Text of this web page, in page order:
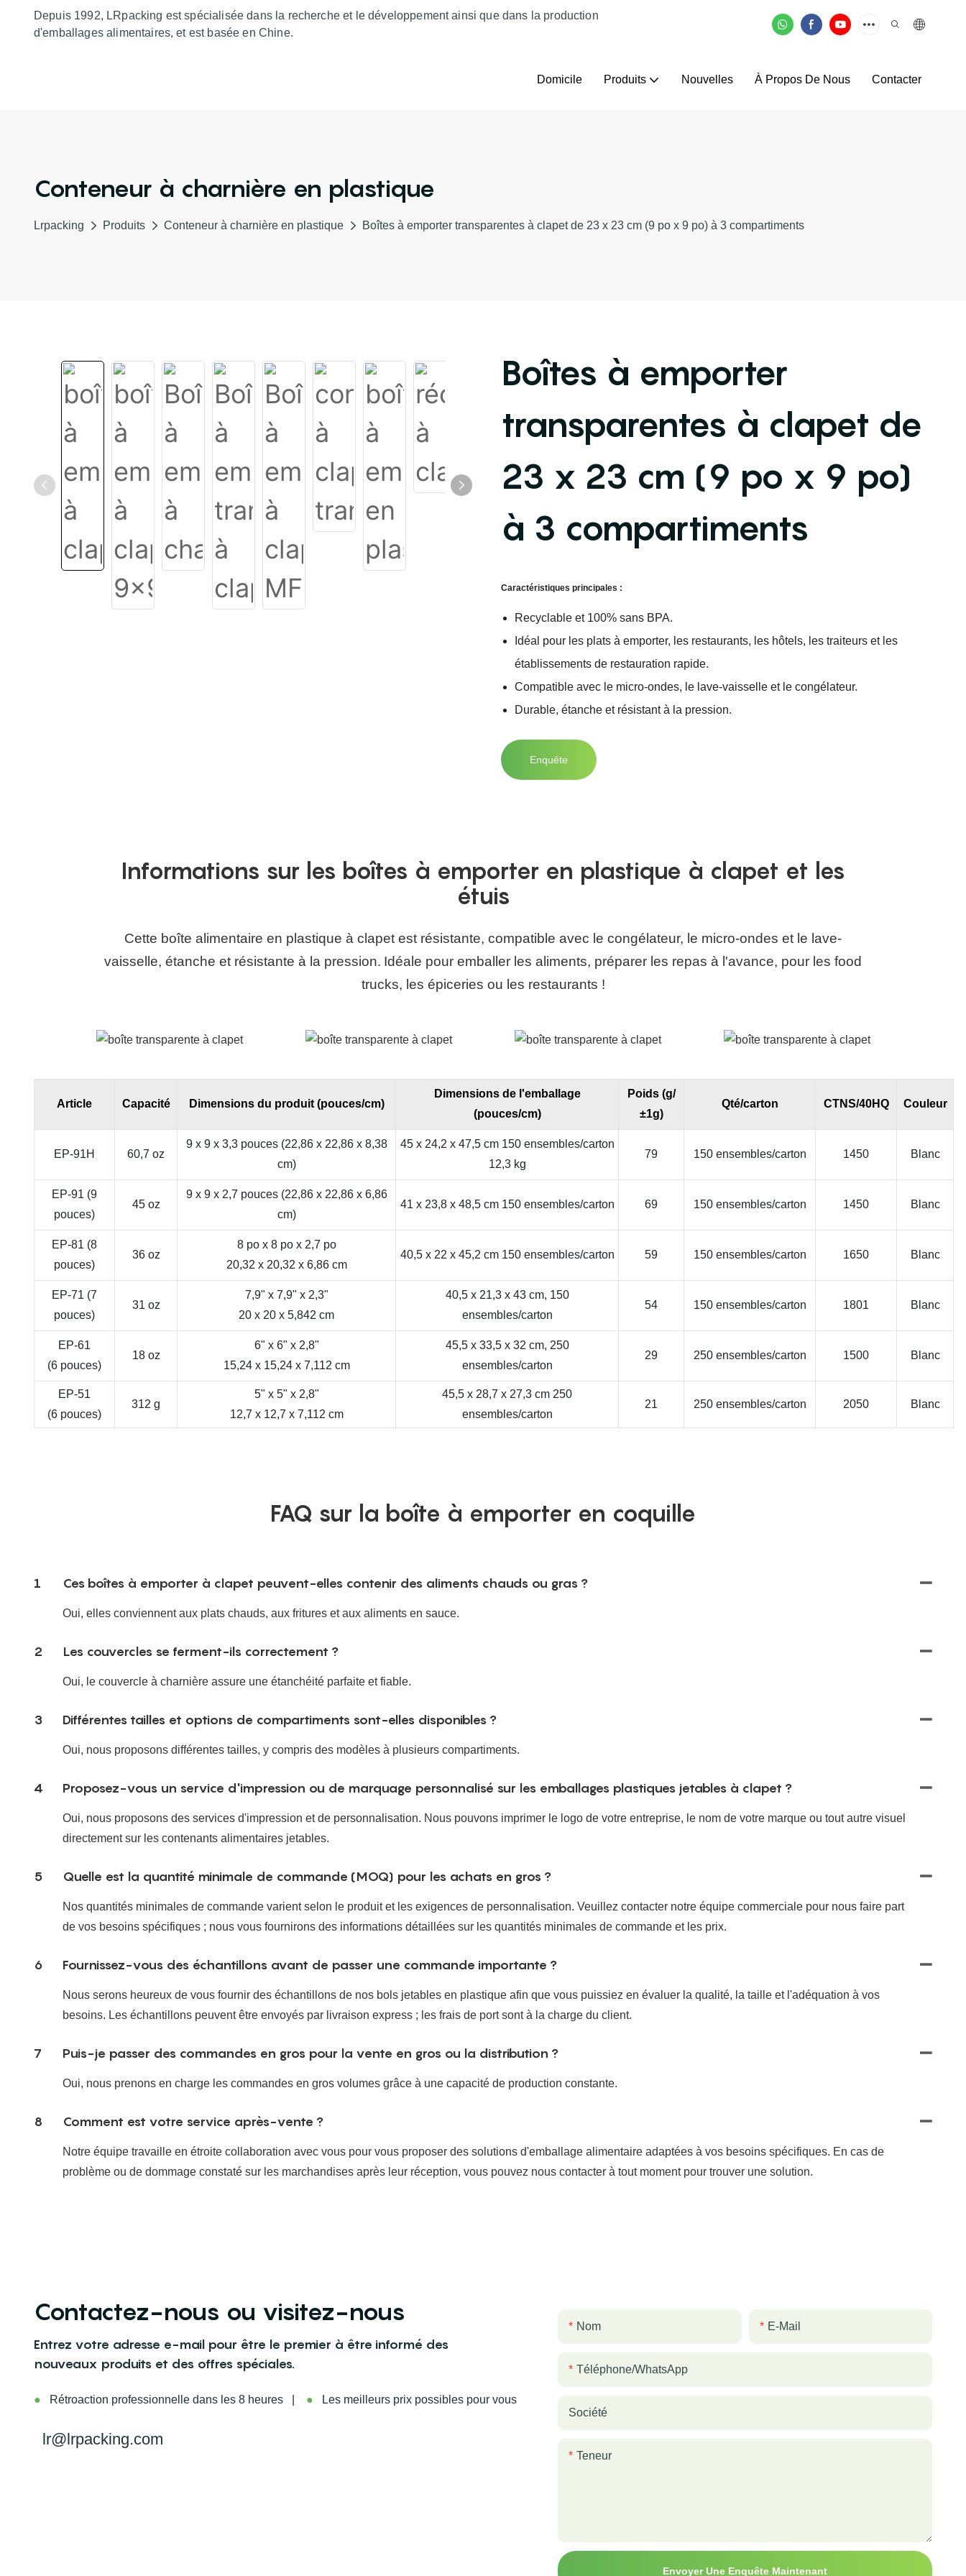
Depuis 1992, LRpacking est spécialisée dans la recherche et le développement ainsi que dans la production
d'emballages alimentaires, et est basée en Chine.
Domicile Produits Nouvelles À Propos De Nous Contacter
Conteneur à charnière en plastique
Lrpacking Produits Conteneur à charnière en plastique Boîtes à emporter transparentes à clapet de 23 x 23 cm (9 po x 9 po) à 3 compartiments
Boîtes à emporter
transparentes à clapet de
23 x 23 cm (9 po x 9 po)
à 3 compartiments
Caractéristiques principales :
Recyclable et 100% sans BPA.
Idéal pour les plats à emporter, les restaurants, les hôtels, les traiteurs et les
établissements de restauration rapide.
Compatible avec le micro-ondes, le lave-vaisselle et le congélateur.
Durable, étanche et résistant à la pression.
Enquête
Informations sur les boîtes à emporter en plastique à clapet et les
étuis
Cette boîte alimentaire en plastique à clapet est résistante, compatible avec le congélateur, le micro-ondes et le lave-
vaisselle, étanche et résistante à la pression. Idéale pour emballer les aliments, préparer les repas à l'avance, pour les food
trucks, les épiceries ou les restaurants !
Article Capacité Dimensions du produit (pouces/cm)
Dimensions de l'emballage
(pouces/cm)
Poids (g/
±1g)
Qté/carton CTNS/40HQ Couleur
EP-91H 60,7 oz
9 x 9 x 3,3 pouces (22,86 x 22,86 x 8,38
cm)
45 x 24,2 x 47,5 cm 150 ensembles/carton
12,3 kg
79 150 ensembles/carton 1450 Blanc
EP-91 (9
pouces)
45 oz
9 x 9 x 2,7 pouces (22,86 x 22,86 x 6,86
cm)
41 x 23,8 x 48,5 cm 150 ensembles/carton 69 150 ensembles/carton 1450 Blanc
EP-81 (8
pouces)
36 oz
8 po x 8 po x 2,7 po
20,32 x 20,32 x 6,86 cm
40,5 x 22 x 45,2 cm 150 ensembles/carton 59 150 ensembles/carton 1650 Blanc
EP-71 (7
pouces)
31 oz
7,9" x 7,9" x 2,3"
20 x 20 x 5,842 cm
40,5 x 21,3 x 43 cm, 150
ensembles/carton
54 150 ensembles/carton 1801 Blanc
EP-61
(6 pouces)
18 oz
6" x 6" x 2,8"
15,24 x 15,24 x 7,112 cm
45,5 x 33,5 x 32 cm, 250
ensembles/carton
29 250 ensembles/carton 1500 Blanc
EP-51
(6 pouces)
312 g
5" x 5" x 2,8"
12,7 x 12,7 x 7,112 cm
45,5 x 28,7 x 27,3 cm 250
ensembles/carton
21 250 ensembles/carton 2050 Blanc
FAQ sur la boîte à emporter en coquille
1 Ces boîtes à emporter à clapet peuvent-elles contenir des aliments chauds ou gras ?
Oui, elles conviennent aux plats chauds, aux fritures et aux aliments en sauce.
2 Les couvercles se ferment-ils correctement ?
Oui, le couvercle à charnière assure une étanchéité parfaite et fiable.
3 Différentes tailles et options de compartiments sont-elles disponibles ?
Oui, nous proposons différentes tailles, y compris des modèles à plusieurs compartiments.
4 Proposez-vous un service d'impression ou de marquage personnalisé sur les emballages plastiques jetables à clapet ?
Oui, nous proposons des services d'impression et de personnalisation. Nous pouvons imprimer le logo de votre entreprise, le nom de votre marque ou tout autre visuel
directement sur les contenants alimentaires jetables.
5 Quelle est la quantité minimale de commande (MOQ) pour les achats en gros ?
Nos quantités minimales de commande varient selon le produit et les exigences de personnalisation. Veuillez contacter notre équipe commerciale pour nous faire part
de vos besoins spécifiques ; nous vous fournirons des informations détaillées sur les quantités minimales de commande et les prix.
6 Fournissez-vous des échantillons avant de passer une commande importante ?
Nous serons heureux de vous fournir des échantillons de nos bols jetables en plastique afin que vous puissiez en évaluer la qualité, la taille et l'adéquation à vos
besoins. Les échantillons peuvent être envoyés par livraison express ; les frais de port sont à la charge du client.
7 Puis-je passer des commandes en gros pour la vente en gros ou la distribution ?
Oui, nous prenons en charge les commandes en gros volumes grâce à une capacité de production constante.
8 Comment est votre service après-vente ?
Notre équipe travaille en étroite collaboration avec vous pour vous proposer des solutions d'emballage alimentaire adaptées à vos besoins spécifiques. En cas de
problème ou de dommage constaté sur les marchandises après leur réception, vous pouvez nous contacter à tout moment pour trouver une solution.
Contactez-nous ou visitez-nous
Entrez votre adresse e-mail pour être le premier à être informé des
nouveaux produits et des offres spéciales.
● Rétroaction professionnelle dans les 8 heures | ● Les meilleurs prix possibles pour vous
lr@lrpacking.com
Nom E-Mail
Téléphone/WhatsApp
Société
Teneur
Envoyer Une Enquête Maintenant